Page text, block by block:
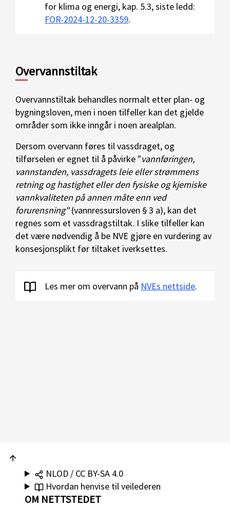
for klima og energi, kap. 5.3, siste ledd:
FOR-2024-12-20-3359.
Overvannstiltak
Overvannstiltak behandles normalt etter plan- og
bygningsloven, men i noen tilfeller kan det gjelde
områder som ikke inngår i noen arealplan.
Dersom overvann føres til vassdraget, og
tilførselen er egnet til å påvirke "vannføringen,
vannstanden, vassdragets leie eller strømmens
retning og hastighet eller den fysiske og kjemiske
vannkvaliteten på annen måte enn ved
forurensning"(vannressursloven § 3 a), kan det
regnes som et vassdragstiltak. I slike tilfeller kan
det være nødvendig å be NVE gjøre en vurdering av
konsesjonsplikt før tiltaket iverksettes.
Les mer om overvann på NVEs nettside.
NLOD / CC BY-SA 4.0
Hvordan henvise til veilederen
OM NETTSTEDET